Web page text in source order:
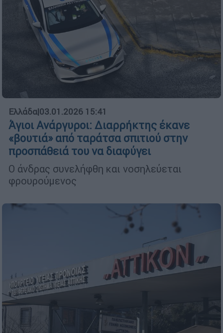
Ελλάδα|03.01.2026 15:41
Άγιοι Ανάργυροι: Διαρρήκτης έκανε
«βουτιά» από ταράτσα σπιτιού στην
προσπάθειά του να διαφύγει
Ο άνδρας συνελήφθη και νοσηλεύεται
φρουρούμενος